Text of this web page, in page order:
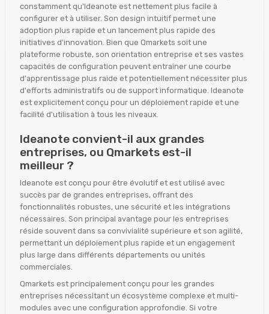
constamment qu'Ideanote est nettement plus facile à
configurer et à utiliser. Son design intuitif permet une
adoption plus rapide et un lancement plus rapide des
initiatives d'innovation. Bien que Qmarkets soit une
plateforme robuste, son orientation entreprise et ses vastes
capacités de configuration peuvent entraîner une courbe
d'apprentissage plus raide et potentiellement nécessiter plus
d'efforts administratifs ou de support informatique. Ideanote
est explicitement conçu pour un déploiement rapide et une
facilité d'utilisation à tous les niveaux.
Ideanote convient-il aux grandes
entreprises, ou Qmarkets est-il
meilleur ?
Ideanote est conçu pour être évolutif et est utilisé avec
succès par de grandes entreprises, offrant des
fonctionnalités robustes, une sécurité et les intégrations
nécessaires. Son principal avantage pour les entreprises
réside souvent dans sa convivialité supérieure et son agilité,
permettant un déploiement plus rapide et un engagement
plus large dans différents départements ou unités
commerciales.
Qmarkets est principalement conçu pour les grandes
entreprises nécessitant un écosystème complexe et multi-
modules avec une configuration approfondie. Si votre